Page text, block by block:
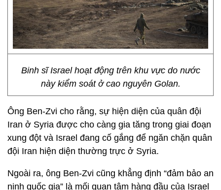
Binh sĩ Israel hoạt động trên khu vực do nước
này kiểm soát ở cao nguyên Golan.
Ông Ben-Zvi cho rằng, sự hiện diện của quân đội
Iran ở Syria được cho càng gia tăng trong giai đoạn
xung đột và Israel đang cố gắng để ngăn chặn quân
đội Iran hiện diện thường trực ở Syria.
Ngoài ra, ông Ben-Zvi cũng khẳng định “đảm bảo an
ninh quốc gia” là mối quan tâm hàng đầu của Israel